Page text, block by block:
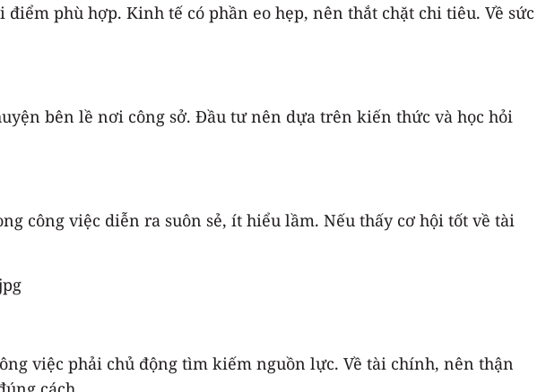
phù hợp. Kinh tế có phần eo hẹp, nên thắt chặt chi tiêu. Về sức
bên lề nơi công sở. Đầu tư nên dựa trên kiến thức và học hỏi
công việc diễn ra suôn sẻ, ít hiểu lầm. Nếu thấy cơ hội tốt về tài
việc phải chủ động tìm kiếm nguồn lực. Về tài chính, nên thận